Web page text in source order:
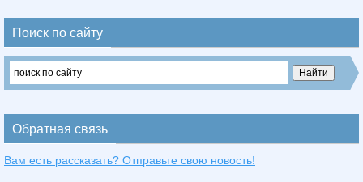
Поиск по сайту
Обратная связь
Вам есть рассказать? Отправьте свою новость!